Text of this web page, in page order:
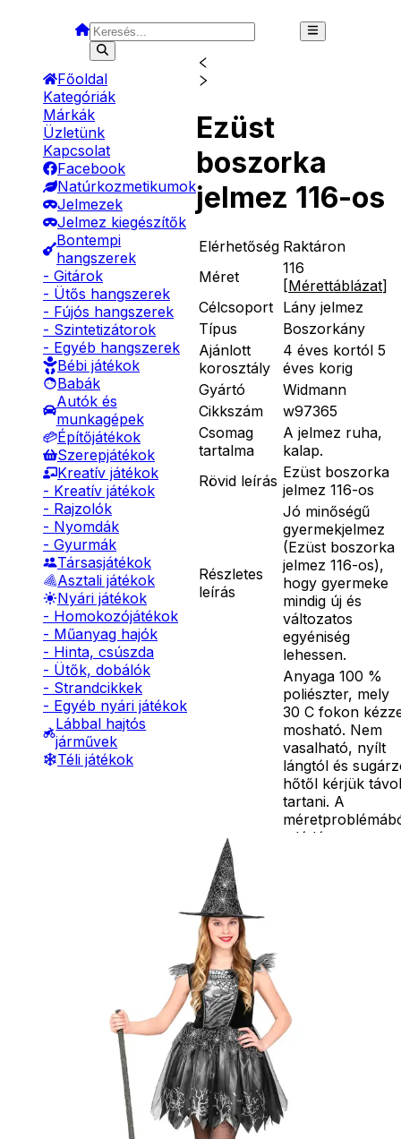
Főoldal
Kategóriák
Márkák
Üzletünk
Kapcsolat
Facebook
Natúrkozmetikumok
Jelmezek
Jelmez kiegészítők
Bontempi
hangszerek
- Gitárok
- Ütős hangszerek
- Fújós hangszerek
- Szintetizátorok
- Egyéb hangszerek
Bébi játékok
Babák
Autók és
munkagépek
Építőjátékok
Szerepjátékok
Kreatív játékok
- Kreatív játékok
- Rajzolók
- Nyomdák
- Gyurmák
Társasjátékok
Asztali játékok
Nyári játékok
- Homokozójátékok
- Műanyag hajók
- Hinta, csúszda
- Ütők, dobálók
- Strandcikkek
- Egyéb nyári játékok
Lábbal hajtós
járművek
Téli játékok
Ezüst
boszorka
jelmez 116-os
Elérhetőség Raktáron
Méret
116
[Mérettáblázat]
Célcsoport Lány jelmez
Típus
Boszorkány
Ajánlott
korosztály
4 éves kortól 5
éves korig
Gyártó
Widmann
Cikkszám
w97365
Csomag
tartalma
A jelmez ruha,
kalap.
Rövid leírás Ezüst boszorka
jelmez 116-os
Részletes
leírás
Jó minőségű
gyermekjelmez
(Ezüst boszorka
jelmez 116-os),
hogy gyermeke
mindig új és
változatos
egyéniség
lehessen.
Egyéb
Anyaga 100 %
poliészter, mely
30 C fokon
mosható. Nem
vasalható, nyílt
lángtól és
hőtől kérjük távol
tartani. A
adódó
Tájékoztatjuk
kedves
vásárlóinkat,
kiegészítőket,
például harisnya,
ékszer, cipő,